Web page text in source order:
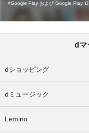
Google Play および Google Play
dマ
dショッピング
dミュージック
Lemino